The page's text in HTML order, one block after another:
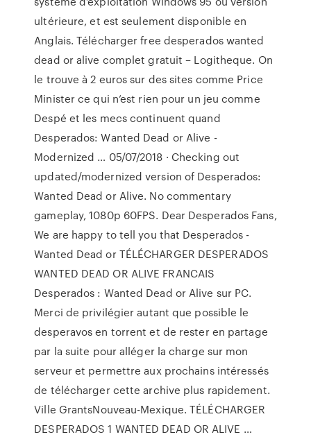
ultérieure, et est seulement disponible en
Anglais. Télécharger free desperados wanted
dead or alive complet gratuit – Logitheque. On
le trouve à 2 euros sur des sites comme Price
Minister ce qui n’est rien pour un jeu comme
Despé et les mecs continuent quand
Desperados: Wanted Dead or Alive -
Modernized … 05/07/2018 · Checking out
updated/modernized version of Desperados:
Wanted Dead or Alive. No commentary
gameplay, 1080p 60FPS. Dear Desperados Fans,
We are happy to tell you that Desperados -
Wanted Dead or TÉLÉCHARGER DESPERADOS
WANTED DEAD OR ALIVE FRANCAIS
Desperados : Wanted Dead or Alive sur PC.
Merci de privilégier autant que possible le
desperavos en torrent et de rester en partage
par la suite pour alléger la charge sur mon
serveur et permettre aux prochains intéressés
de télécharger cette archive plus rapidement.
Ville GrantsNouveau-Mexique. TÉLÉCHARGER
DESPERADOS 1 WANTED DEAD OR ALIVE …